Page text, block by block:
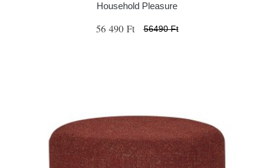
Household Pleasure
56 490 Ft 56490 Ft